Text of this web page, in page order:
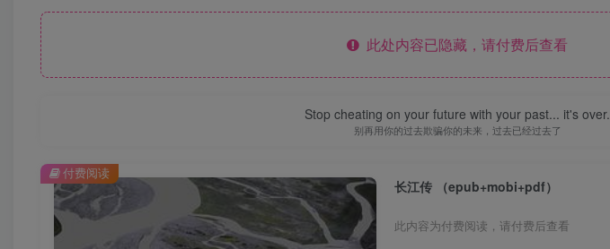
此处内容已隐藏，请付费后查看
Stop cheating on your future with your past... it's over.
别再用你的过去欺骗你的未来，过去已经过去了
长江传 （epub+mobi+pdf）
此内容为付费阅读，请付费后查看
付费阅读